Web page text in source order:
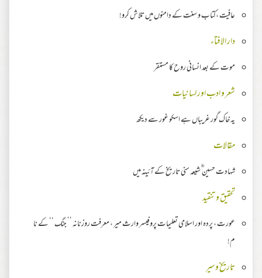
عافیت ،کتاب و سنت کے دامنوں میں تلاش کرو!
دار الافتاء
موت کے بعد انسانی روح کا مستقر
شعر و ادب اور لسانیات
یہ خاک گور غریباں ہے اسکو غور سے دیکھ
مقالات
شہادت حسین ؓ شیعہ سنی تاریخ کے آئینہ میں
تحقیق وتنقید
عورت ، پردہ اور اسلامی تعلیمات پروفیسر وارث میر ، معرفت روزنانہ ’’ جنگ ‘‘ کے نا
م!
تاریخ وسیر